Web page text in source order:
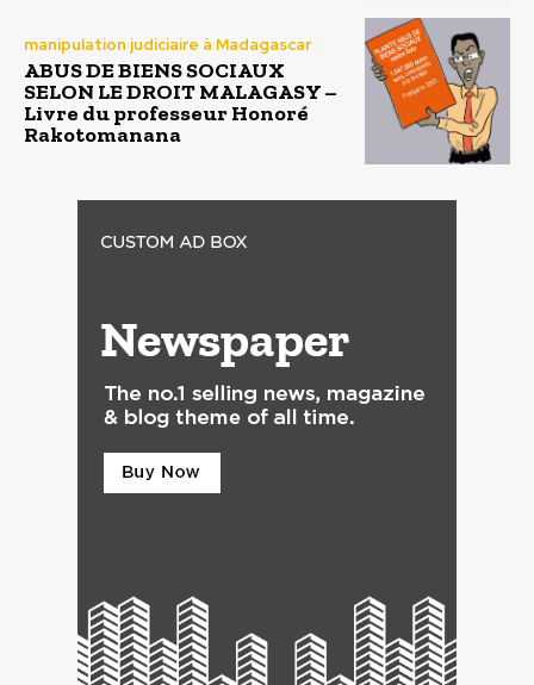
manipulation judiciaire à Madagascar
ABUS DE BIENS SOCIAUX
SELON LE DROIT MALAGASY –
Livre du professeur Honoré
Rakotomanana